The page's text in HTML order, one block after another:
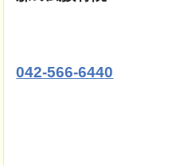
042-566-6440